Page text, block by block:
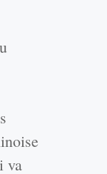
va